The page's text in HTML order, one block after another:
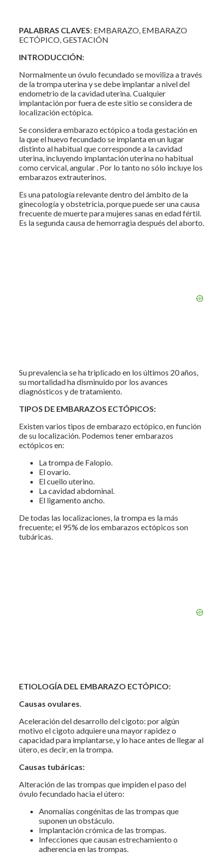
PALABRAS CLAVES: EMBARAZO, EMBARAZO
ECTÓPICO, GESTACIÓN
INTRODUCCIÓN:
Normalmente un óvulo fecundado se moviliza a través
de la trompa uterina y se debe implantar a nivel del
endometrio de la cavidad uterina. Cualquier
implantación por fuera de este sitio se considera de
localización ectópica.
Se considera embarazo ectópico a toda gestación en
la que el huevo fecundado se implanta en un lugar
distinto al habitual que corresponde a la cavidad
uterina, incluyendo implantación uterina no habitual
como cervical, angular . Por lo tanto no sólo incluye los
embarazos extrauterinos.
Es una patología relevante dentro del ámbito de la
ginecología y obstetricia, porque puede ser una causa
frecuente de muerte para mujeres sanas en edad fértil.
Es la segunda causa de hemorragia después del aborto.
Su prevalencia se ha triplicado en los últimos 20 años,
su mortalidad ha disminuido por los avances
diagnósticos y de tratamiento.
TIPOS DE EMBARAZOS ECTÓPICOS:
Existen varios tipos de embarazo ectópico, en función
de su localización. Podemos tener embarazos
ectópicos en:
La trompa de Falopio.
El ovario.
El cuello uterino.
La cavidad abdominal.
El ligamento ancho.
De todas las localizaciones, la trompa es la más
frecuente; el 95% de los embarazos ectópicos son
tubáricas.
ETIOLOGÍA DEL EMBARAZO ECTÓPICO:
Causas ovulares
Aceleración del desarrollo del cigoto: por algún
motivo el cigoto adquiere una mayor rapidez o
capacidad para implantarse, y lo hace antes de llegar al
útero, es decir, en la trompa.
Causas tubáricas:
Alteración de las trompas que impiden el paso del
óvulo fecundado hacia el útero:
Anomalías congénitas de las trompas que
suponen un obstáculo.
Implantación crómica de las trompas.
Infecciones que causan estrechamiento o
adherencia en las trompas.